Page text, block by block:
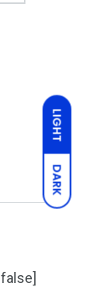
LIGHT
DARK